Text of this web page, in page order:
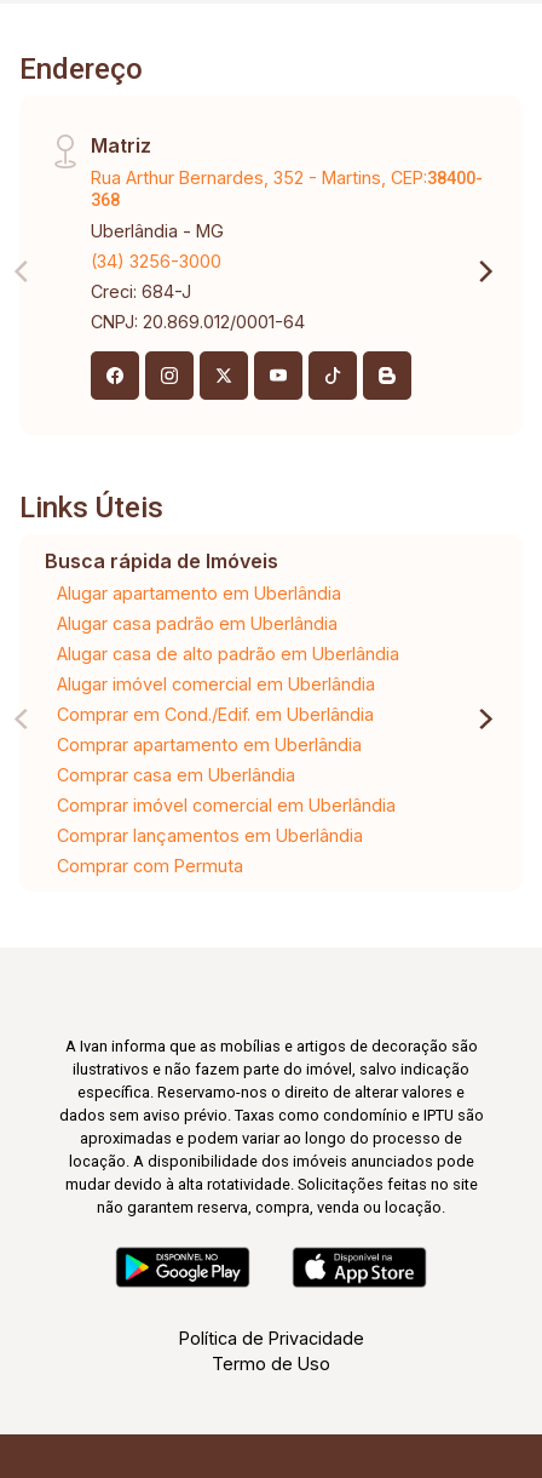
Endereço
Matriz
Rua Arthur Bernardes, 352 - Martins, CEP:38400-
368
Uberlândia - MG
(34) 3256-3000
Creci: 684-J
CNPJ: 20.869.012/0001-64
Links Úteis
Busca rápida de Imóveis
Alugar apartamento em Uberlândia
Alugar casa padrão em Uberlândia
Alugar casa de alto padrão em Uberlândia
Alugar imóvel comercial em Uberlândia
Comprar em Cond./Edif. em Uberlândia
Comprar apartamento em Uberlândia
Comprar casa em Uberlândia
Comprar imóvel comercial em Uberlândia
Comprar lançamentos em Uberlândia
Comprar com Permuta
A Ivan informa que as mobílias e artigos de decoração são
ilustrativos e não fazem parte do imóvel, salvo indicação
específica. Reservamo-nos o direito de alterar valores e
dados sem aviso prévio. Taxas como condomínio e IPTU são
aproximadas e podem variar ao longo do processo de
locação. A disponibilidade dos imóveis anunciados pode
mudar devido à alta rotatividade. Solicitações feitas no site
não garantem reserva, compra, venda ou locação.
Política de Privacidade
Termo de Uso